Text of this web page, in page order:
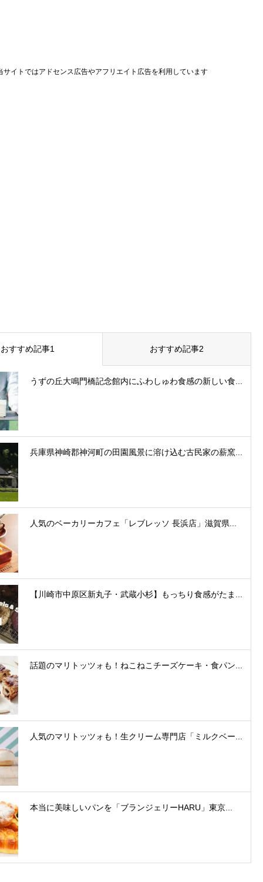
サイトではアドセンス広告やアフリエイト広告を利用しています
おすすめ記事1 おすすめ記事2
うずの丘大鳴門橋記念館内にふわしゅわ食感の新しい食...
兵庫県神崎郡神河町の田園風景に溶け込む古民家の薪窯...
人気のベーカリーカフェ「レブレッソ 長浜店」滋賀県...
【川崎市中原区新丸子・武蔵小杉】もっちり食感がたま...
話題のマリトッツォも！ねこねこチーズケーキ・食パン...
人気のマリトッツォも！生クリーム専門店「ミルクベー...
本当に美味しいパンを「ブランジェリーHARU」東京...